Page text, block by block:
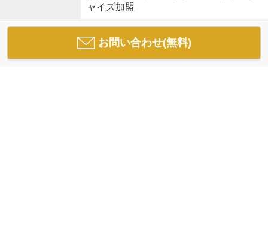
ャイズ加盟
お問い合わせ(無料)